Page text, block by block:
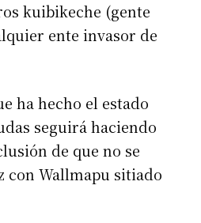
kuibikeche (gente
ente invasor de
ha hecho el estado
seguirá haciendo
de que no se
con Wallmapu sitiado